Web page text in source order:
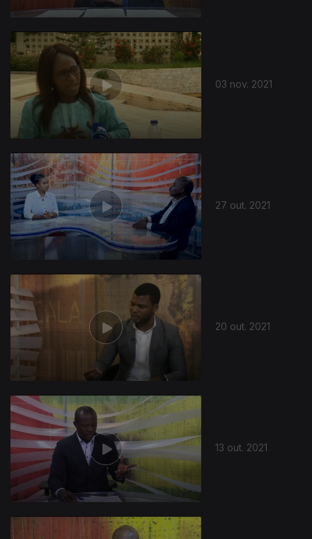
03 nov. 2021
27 out. 2021
20 out. 2021
13 out. 2021